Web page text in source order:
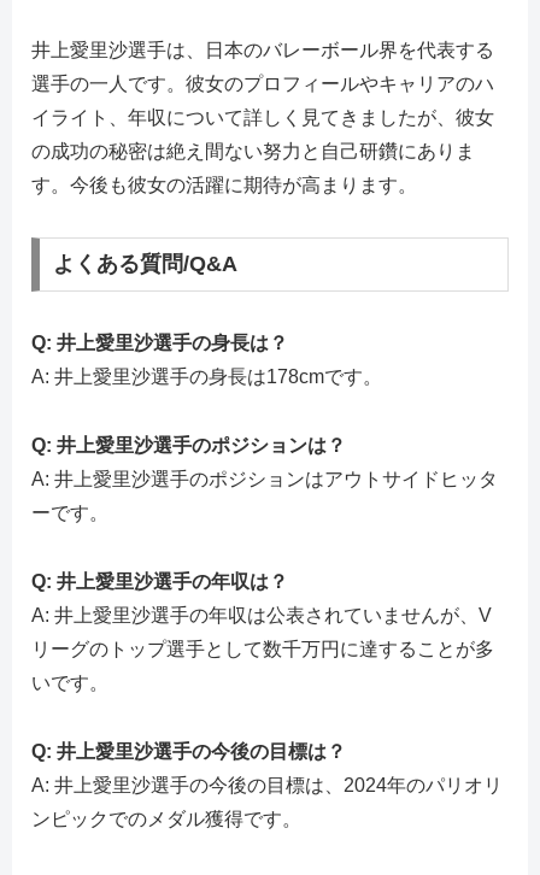
井上愛里沙選手は、日本のバレーボール界を代表する
選手の一人です。彼女のプロフィールやキャリアのハ
イライト、年収について詳しく見てきましたが、彼女
の成功の秘密は絶え間ない努力と自己研鑽にありま
す。今後も彼女の活躍に期待が高まります。
よくある質問/Q&A
Q: 井上愛里沙選手の身長は？
A: 井上愛里沙選手の身長は178cmです。
Q: 井上愛里沙選手のポジションは？
A: 井上愛里沙選手のポジションはアウトサイドヒッタ
ーです。
Q: 井上愛里沙選手の年収は？
A: 井上愛里沙選手の年収は公表されていませんが、V
リーグのトップ選手として数千万円に達することが多
いです。
Q: 井上愛里沙選手の今後の目標は？
A: 井上愛里沙選手の今後の目標は、2024年のパリオリ
ンピックでのメダル獲得です。